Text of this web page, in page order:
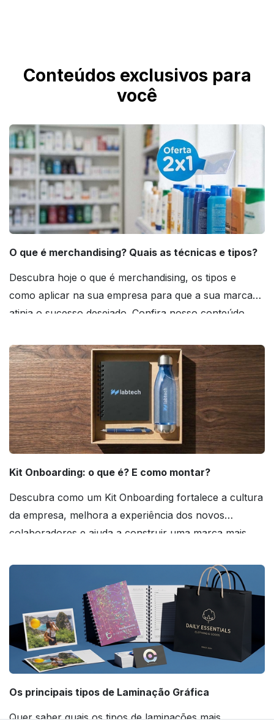
Conteúdos exclusivos para
você
O que é merchandising? Quais as técnicas e tipos?
Descubra hoje o que é merchandising, os tipos e
como aplicar na sua empresa para que a sua marca
atinja o sucesso desejado. Confira nosso conteúdo
Kit Onboarding: o que é? E como montar?
Descubra como um Kit Onboarding fortalece a cultura
da empresa, melhora a experiência dos novos
colaboradores e ajuda a construir uma marca mais
Os principais tipos de Laminação Gráfica
Quer saber quais os tipos de laminações mais